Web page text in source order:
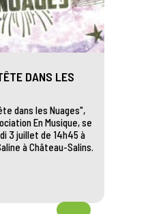
DANS LES
dans les Nuages",
En Musique, se
3 juillet de 14h45 à
à Château-Salins.